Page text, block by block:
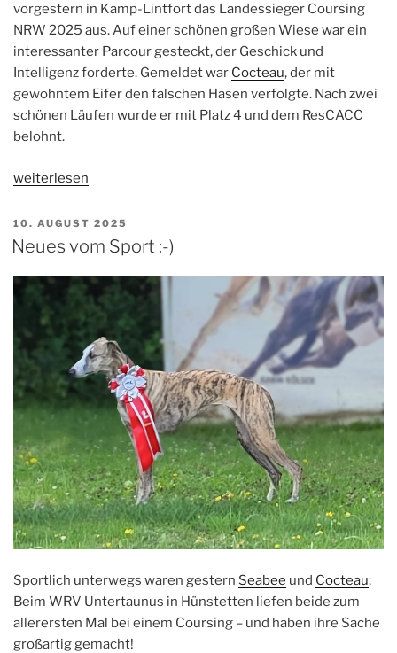
vorgestern in Kamp-Lintfort das Landessieger Coursing
NRW 2025 aus. Auf einer schönen großen Wiese war ein
interessanter Parcour gesteckt, der Geschick und
Intelligenz forderte. Gemeldet war Cocteau, der mit
gewohntem Eifer den falschen Hasen verfolgte. Nach zwei
schönen Läufen wurde er mit Platz 4 und dem ResCACC
belohnt.
„Landessieger
weiterlesen
VERÖFFENTLICHT
AM
10. AUGUST 2025
Neues vom Sport :-)
Sportlich unterwegs waren gestern Seabee und Cocteau:
Beim WRV Untertaunus in Hünstetten liefen beide zum
allerersten Mal bei einem Coursing – und haben ihre Sache
großartig gemacht!